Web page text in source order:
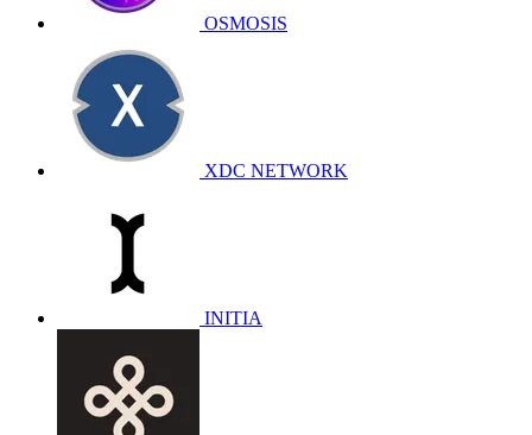
OSMOSIS
XDC NETWORK
INITIA